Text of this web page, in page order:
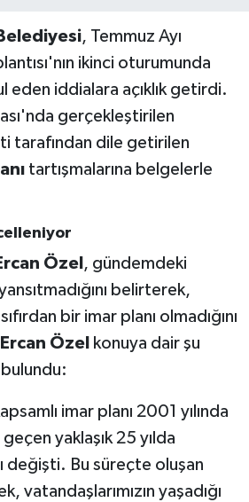
, Temmuz Ayı
ikinci oturumunda
eden iddialara açıklık getirdi.
gerçekleştirilen
tarafından dile getirilen
tartışmalarına belgelerle
Özel , gündemdeki
belirterek,
bir imar planı olmadığını
Ercan Özel konuya dair şu
imar planı 2001 yılında
yaklaşık 25 yılda
değişti. Bu süreçte oluşan
vatandaşlarımızın yaşadığı